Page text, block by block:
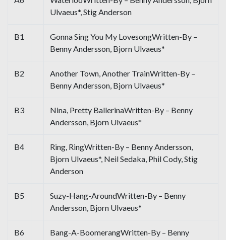
Ulvaeus*, Stig Anderson
B1
Gonna Sing You My LovesongWritten-By –
Benny Andersson, Bjorn Ulvaeus*
B2
Another Town, Another TrainWritten-By –
Benny Andersson, Bjorn Ulvaeus*
B3
Nina, Pretty BallerinaWritten-By – Benny
Andersson, Bjorn Ulvaeus*
B4
Ring, RingWritten-By – Benny Andersson,
Bjorn Ulvaeus*, Neil Sedaka, Phil Cody, Stig
Anderson
B5
Suzy-Hang-AroundWritten-By – Benny
Andersson, Bjorn Ulvaeus*
B6
Bang-A-BoomerangWritten-By – Benny